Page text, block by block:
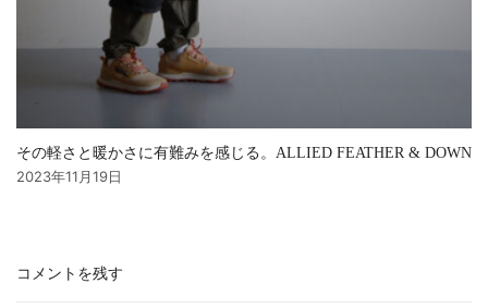
その軽さと暖かさに有難みを感じる。ALLIED FEATHER & DOWN
2023年11月19日
コメントを残す